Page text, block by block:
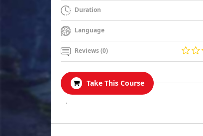
Duration
Language
Reviews (0)
Take This Course
.